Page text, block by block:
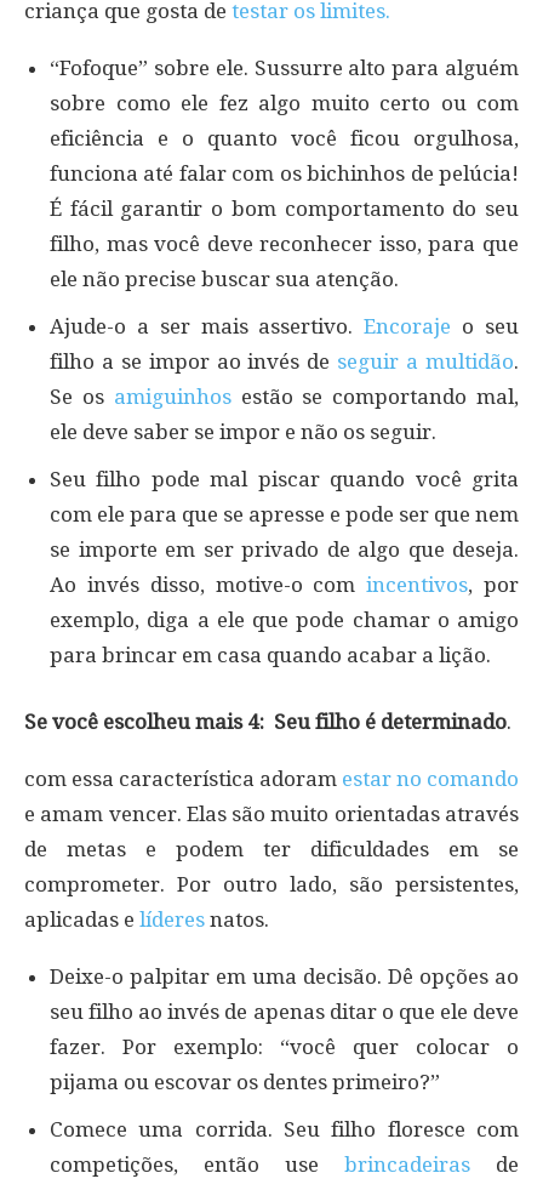
criança que gosta de testar os limites.
“Fofoque” sobre ele. Sussurre alto para alguém
sobre como ele fez algo muito certo ou com
eficiência e o quanto você ficou orgulhosa,
funciona até falar com os bichinhos de pelúcia!
É fácil garantir o bom comportamento do seu
filho, mas você deve reconhecer isso, para que
ele não precise buscar sua atenção.
Ajude-o a ser mais assertivo.Encoraje o seu
filho a se impor ao invés de seguir a multidão.
Se os amiguinhosestão se comportando mal,
ele deve saber se impor e não os seguir.
Seu filho pode mal piscar quando você grita
com ele para que se apresse e pode ser que nem
se importe em ser privado de algo que deseja.
Ao invés disso, motive-o comincentivos, por
exemplo, diga a ele que pode chamar o amigo
para brincar em casa quando acabar a lição.
Se você escolheu mais 4: Seu filho é determinado.
com essa característica adoram estar no comando
e amam vencer. Elas são muito orientadas através
de metas e podem ter dificuldades em se
comprometer. Por outro lado, são persistentes,
aplicadas e líderes natos.
Deixe-o palpitar em uma decisão. Dê opções ao
seu filho ao invés de apenas ditar o que ele deve
fazer. Por exemplo: “você quer colocar o
pijama ou escovar os dentes primeiro?”
Comece uma corrida. Seu filho floresce com
competições, então use brincadeiras de